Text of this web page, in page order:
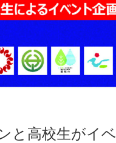
と高校生がイベ